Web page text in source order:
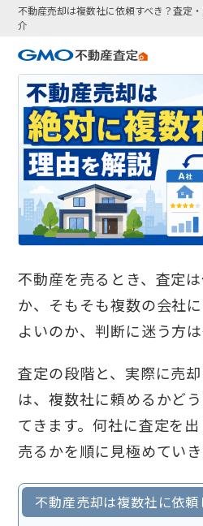
不動産売却は複数社に依頼すべき？査定
介
不動産を売るとき、査定
か、そもそも複数の会社
よいのか、判断に迷う方
査定の段階と、実際に売
は、複数社に頼めるかど
てきます。何社に査定を
売るかを順に見極めていき
不動産売却は複数社に依頼